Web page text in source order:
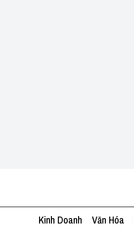
Kinh Doanh Văn Hóa